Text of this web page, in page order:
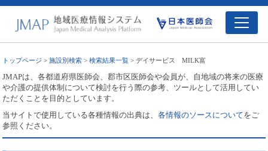
トップページ >施設別検索 >検索結果一覧 > デイサービス MILK富
JMAPは、各都道府県医師会、郡市区医師会や会員が、自地域の将来の医療
や介護の提供体制について検討を行う際の参考、ツールとして活用してい
ただくことを目的としています。
当サイトで使用している各種情報の出典は、各情報のソースについてをご
参照ください。